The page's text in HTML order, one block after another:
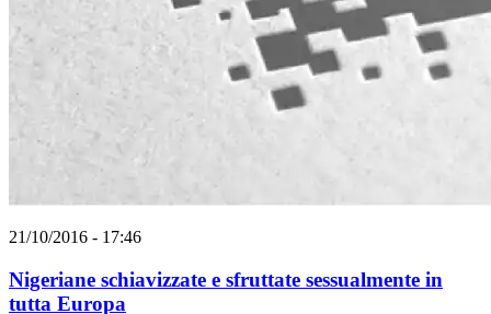
21/10/2016 - 17:46
Nigeriane schiavizzate e sfruttate sessualmente in
tutta Europa